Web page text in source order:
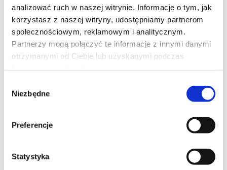
analizować ruch w naszej witrynie. Informacje o tym, jak
korzystasz z naszej witryny, udostępniamy partnerom
społecznościowym, reklamowym i analitycznym.
Partnerzy mogą połączyć te informacje z innymi danymi
otrzymanymi od Ciebie lub uzyskanymi podczas
zgody
Niezbędne
Preferencje
Statystyka
Miłość w czasach apokalipsy
45-letni Adam jest życzliwym właścicielem schroniska dla
zwierząt. Aby zwalczyć swój lęk związany z ekologią, zamawia
wszystkie jego obawy. To nieoczekiwane spotkanie zmienia
wszystko: ziemia drży, a serca eksplodują…